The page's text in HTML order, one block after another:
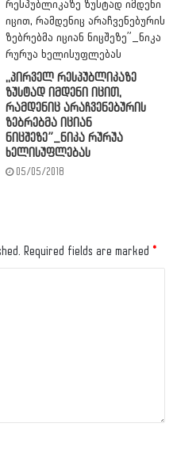
,,პირველ რესპუბლიკაზე
ზუსტად იმდენი იცით,
რამდენიც არაჩვენებურის
ზებრებმა იციან
ნიცშეზე”_ნიკა რურუა
ხელისუფლებას
05/05/2018
Required fields are marked *